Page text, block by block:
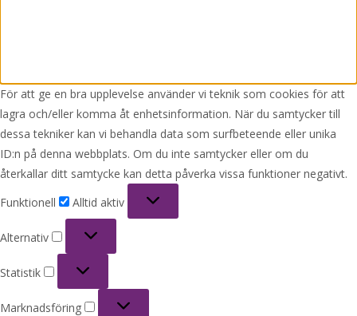
För att ge en bra upplevelse använder vi teknik som cookies för att
lagra och/eller komma åt enhetsinformation. När du samtycker till
dessa tekniker kan vi behandla data som surfbeteende eller unika
ID:n på denna webbplats. Om du inte samtycker eller om du
återkallar ditt samtycke kan detta påverka vissa funktioner negativt.
Funktionell
Alltid aktiv
Alternativ
Statistik
Marknadsföring